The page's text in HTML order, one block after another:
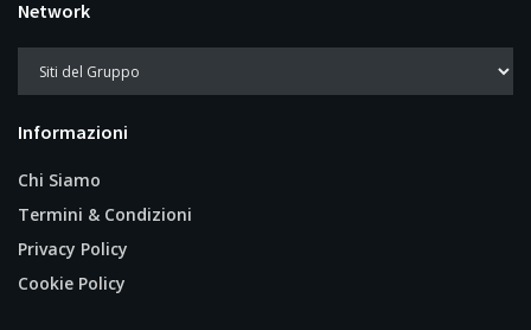
Network
Informazioni
Chi Siamo
Termini & Condizioni
Privacy Policy
Cookie Policy